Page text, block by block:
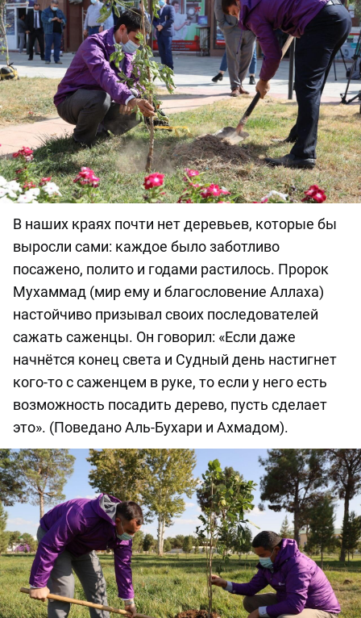
В наших краях почти нет деревьев, которые бы
выросли сами: каждое было заботливо
посажено, полито и годами растилось. Пророк
Мухаммад (мир ему и благословение Аллаха)
настойчиво призывал своих последователей
сажать саженцы. Он говорил: «Если даже
начнётся конец света и Судный день настигнет
кого-то с саженцем в руке, то если у него есть
возможность посадить дерево, пусть сделает
это». (Поведано Аль-Бухари и Ахмадом).